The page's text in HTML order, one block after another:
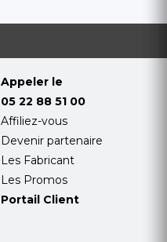
Appeler le
05 22 88 51 00
Affiliez-vous
Devenir partenaire
Les Fabricant
Les Promos
Portail Client